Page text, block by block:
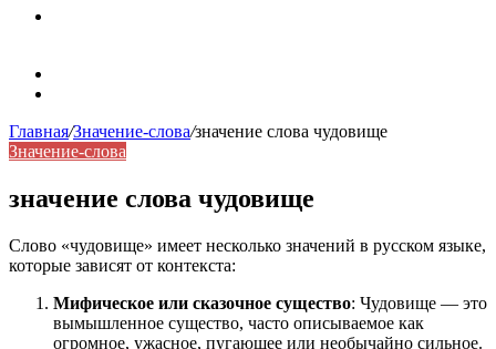
Главная/Значение-слова/значение слова чудовище
Значение-слова
значение слова чудовище
Слово «чудовище» имеет несколько значений в русском языке,
которые зависят от контекста:
Мифическое или сказочное существо: Чудовище — это
вымышленное существо, часто описываемое как
огромное, ужасное, пугающее или необычайно сильное.